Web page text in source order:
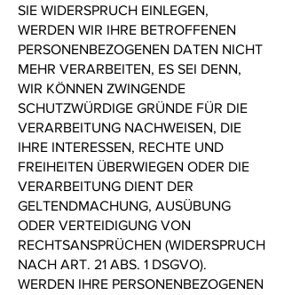
SIE WIDERSPRUCH EINLEGEN,
WERDEN WIR IHRE BETROFFENEN
PERSONENBEZOGENEN DATEN NICHT
MEHR VERARBEITEN, ES SEI DENN,
WIR KÖNNEN ZWINGENDE
SCHUTZWÜRDIGE GRÜNDE FÜR DIE
VERARBEITUNG NACHWEISEN, DIE
IHRE INTERESSEN, RECHTE UND
FREIHEITEN ÜBERWIEGEN ODER DIE
VERARBEITUNG DIENT DER
GELTENDMACHUNG, AUSÜBUNG
ODER VERTEIDIGUNG VON
RECHTSANSPRÜCHEN (WIDERSPRUCH
NACH ART. 21 ABS. 1 DSGVO).
WERDEN IHRE PERSONENBEZOGENEN